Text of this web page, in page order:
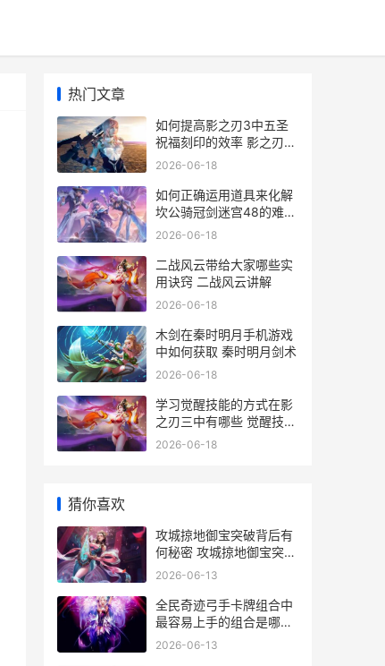
热门文章
如何提高影之刃3中五圣
祝福刻印的效率 影之刃技
巧
2026-06-18
如何正确运用道具来化解
坎公骑冠剑迷宫48的难题
掌握道德的正确方法有
2026-06-18
二战风云带给大家哪些实
用诀窍 二战风云讲解
2026-06-18
木剑在秦时明月手机游戏
中如何获取 秦时明月剑术
2026-06-18
学习觉醒技能的方式在影
之刃三中有哪些 觉醒技获
得的技能是一直使用吗
2026-06-18
猜你喜欢
攻城掠地御宝突破背后有
何秘密 攻城掠地御宝突破
旷世
2026-06-13
全民奇迹弓手卡牌组合中
最容易上手的组合是哪个
全民奇迹弓箭手用弓还是
2026-06-13